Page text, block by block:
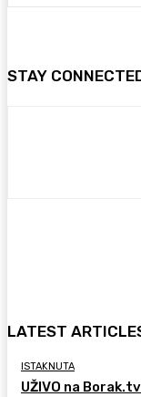
STAY
LATEST
ISTAKNUTA
UŽIVO na